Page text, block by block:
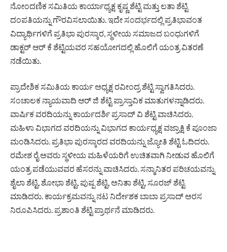
ನೋಂದಣಿಕ ಸಮಿತಿಯ ಕಾರ್ಯಾಧ್ಯಕ್ಷ ಕೃಷ್ಣ ಶೆಟ್ಟಿ ಮತ್ತು ಲತಾ ಶೆಟ್ಟಿ
ದಂಪತಿಯನ್ನು ಗೌರವಿಸಲಾಯಿತು. ಇದೇ ಸಂದರ್ಭದಲ್ಲಿ ಪ್ರತಿಭಾವಂತ
ವಿದ್ಯಾರ್ಥಿಗಳಿಗೆ ಪ್ರತಿಭಾ ಪುರಸ್ಕಾರ, ಸ್ಥಳೀಯ ಸಮಾಜದ ಬಂಧುಗಳಿಗೆ
ಡಾಕ್ಟರ್ ಆರ್ ಕೆ ಶೆಟ್ಟಿಯವರ ಸಹಯೋಗದಲ್ಲಿ ಹೊಲಿಗೆ ಯಂತ್ರ ವಿತರಣೆ
ನಡೆಯಿತು.
ಪ್ರಾದೇಶಿಕ ಸಮಿತಿಯ ಕಾರ್ಯ ಅಧ್ಯಕ್ಷ ರವೀಂದ್ರ ಶೆಟ್ಟಿ ಸ್ವಾಗತಿಸಿದರು.
ಸಂಚಾಲಕ ನ್ಯಾಯವಾದಿ ಆರ್ ಜಿ ಶೆಟ್ಟಿ ಪ್ರಾಸ್ತಾವಿಕ ಮಾತುಗಳನ್ನಾಡಿದರು.
ವಾರ್ಷಿಕ ವರದಿಯನ್ನು ಕಾರ್ಯದರ್ಶಿ ಪ್ರಸಾದ್ ವಿ ಶೆಟ್ಟಿ ವಾಚಿಸಿದರು.
ಮಹಿಳಾ ವಿಭಾಗದ ವರದಿಯನ್ನು ವಿಭಾಗದ ಕಾರ್ಯಧ್ಯಕ್ಷ ವಜ್ರಾಕ್ಷಿ ಕೆ ಪೂಂಜಾ
ಮಂಡಿಸಿದರು. ಪ್ರತಿಭಾ ಪುರಸ್ಕಾರದ ವರದಿಯನ್ನು ಜ್ಯೋತಿ ಶೆಟ್ಟಿ ಓದಿದರು.
ರಮೇಶ ರೈ ಅವರು ಸ್ಥಳೀಯ ಮಹಿಳೆಯರಿಗೆ ಉಚಿತವಾಗಿ ನೀಡುವ ಹೊಲಿಗೆ
ಯಂತ್ರ ಪಡೆಯುವವರ ಹೆಸರನ್ನು ವಾಚಿಸಿದರು. ಸನ್ಮಾನಿತರ ಪರಿಚಯವನ್ನು
ಶೈಲಾ ಶೆಟ್ಟಿ, ಶೋಭಾ ಶೆಟ್ಟಿ, ಪುಷ್ಪ ಶೆಟ್ಟಿ, ಅನಿತಾ ಶೆಟ್ಟಿ, ಸೂರಜ್ ಶೆಟ್ಟಿ
ಮಾಡಿದರು. ಕಾರ್ಯಕ್ರಮವನ್ನು ನಟ ನಿರ್ದೇಶಕ ಬಾಬಾ ಪ್ರಸಾದ್ ಅರಸ
ನಿರೂಪಿಸಿದರು. ಪ್ರಶಾಂತಿ ಶೆಟ್ಟಿ ಪ್ರಾರ್ಥನೆ ಮಾಡಿದರು.